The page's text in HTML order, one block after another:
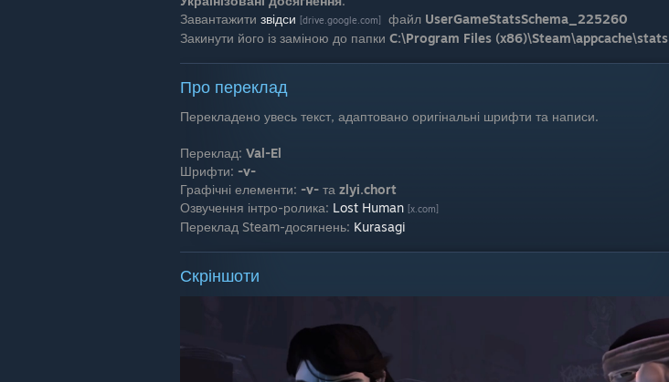
Завантажити звідси [drive.google.com] файл UserGameStatsSchema_225260
Закинути його із заміною до папки C:\Program Files (x86)\Steam\appcache\stats
Про переклад
Перекладено увесь текст, адаптовано оригінальні шрифти та написи.
Переклад: Val-El
Шрифти: -v-
Графічні елементи: -v- та zlyi.chort
Озвучення інтро-ролика: Lost Human [x.com]
Переклад Steam-досягнень: Kurasagi
Скріншоти